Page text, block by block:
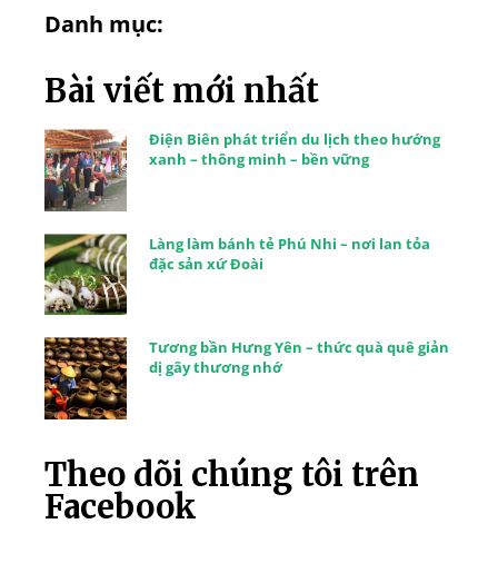
Danh mục:
Bài viết mới nhất
Điện Biên phát triển du lịch theo hướng
xanh – thông minh – bền vững
Làng làm bánh tẻ Phú Nhi – nơi lan tỏa
đặc sản xứ Đoài
Tương bần Hưng Yên – thức quà quê giản
dị gây thương nhớ
Theo dõi chúng tôi trên
Facebook